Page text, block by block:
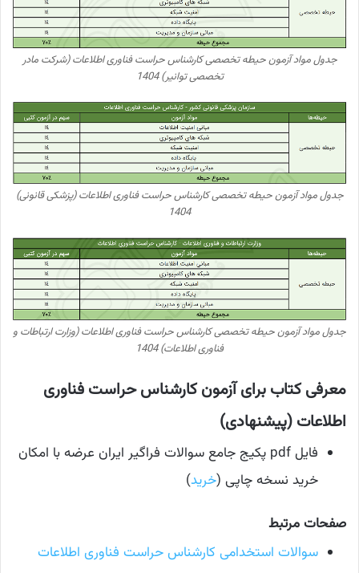
جدول مواد آزمون حیطه تخصصی کارشناس حراست فناوری اطلاعات (شرکت مادر
تخصصی توانیر) 1404
جدول مواد آزمون حیطه تخصصی کارشناس حراست فناوری اطلاعات (پزشکی قانونی)
1404
جدول مواد آزمون حیطه تخصصی کارشناس حراست فناوری اطلاعات (وزارت ارتباطات و
فناوری اطلاعات) 1404
معرفی کتاب برای آزمون کارشناس حراست فناوری
اطلاعات (پیشنهادی)
فایل pdf پکیج جامع سوالات فراگیر ایران عرضه با امکان
خرید نسخه چاپی (خرید)
صفحات مرتبط
سوالات استخدامی کارشناس حراست فناوری اطلاعات